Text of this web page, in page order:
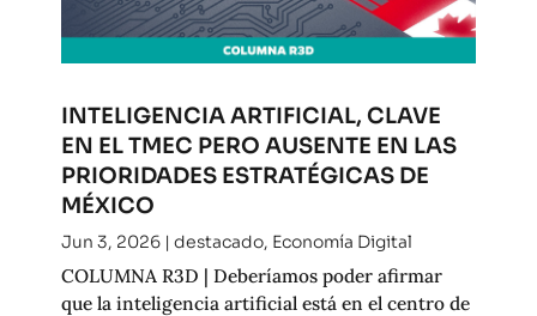
INTELIGENCIA ARTIFICIAL, CLAVE
EN EL TMEC PERO AUSENTE EN LAS
PRIORIDADES ESTRATÉGICAS DE
MÉXICO
Jun 3, 2026| destacado, Economía Digital
COLUMNA R3D | Deberíamos poder afirmar
que la inteligencia artificial está en el centro de